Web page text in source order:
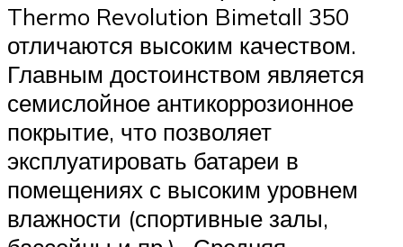
Thermo Revolution Bimetall 350
отличаются высоким качеством.
Главным достоинством является
семислойное антикоррозионное
покрытие, что позволяет
эксплуатировать батареи в
помещениях с высоким уровнем
влажности (спортивные залы,